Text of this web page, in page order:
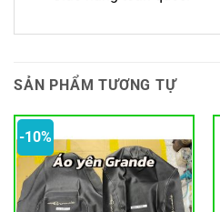
SẢN PHẨM TƯƠNG TỰ
-10%